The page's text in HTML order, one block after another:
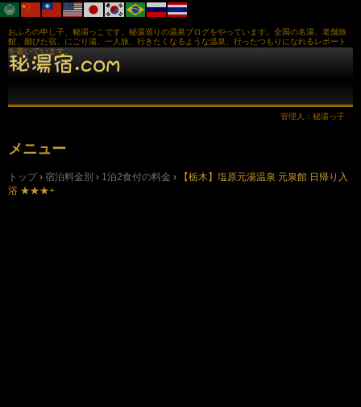
おふろの申し子、秘湯っこです。秘湯巡りの温泉ブログをやっています。全国の名湯、老舗旅
館、鄙びた宿、にごり湯、一人旅、行きたくなるような温泉、行ったつもりになれるレポート
を書いています。
管理人：秘湯っ子
メニュー
ン
テ
トップ › 宿泊料金別 › 1泊2食付の料金 ›
【栃木】塩原元湯温泉 元泉館 日帰り入
浴 ★★★+